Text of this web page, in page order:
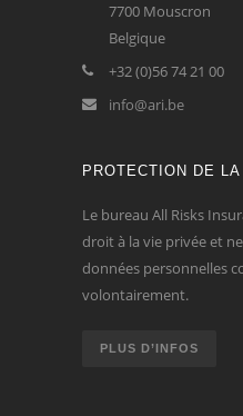
7700 Mouscron
Belgique
+32 (0)56 74 21 00
info@ari.be
PROTECTION DE
Le bureau All Risks
droit à la vie privée et
données personnelles
volontairement.
PLUS D’INFOS